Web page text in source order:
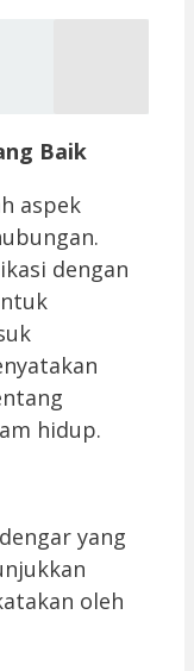
Baik
aspek
dengan
hidup.
yang
oleh